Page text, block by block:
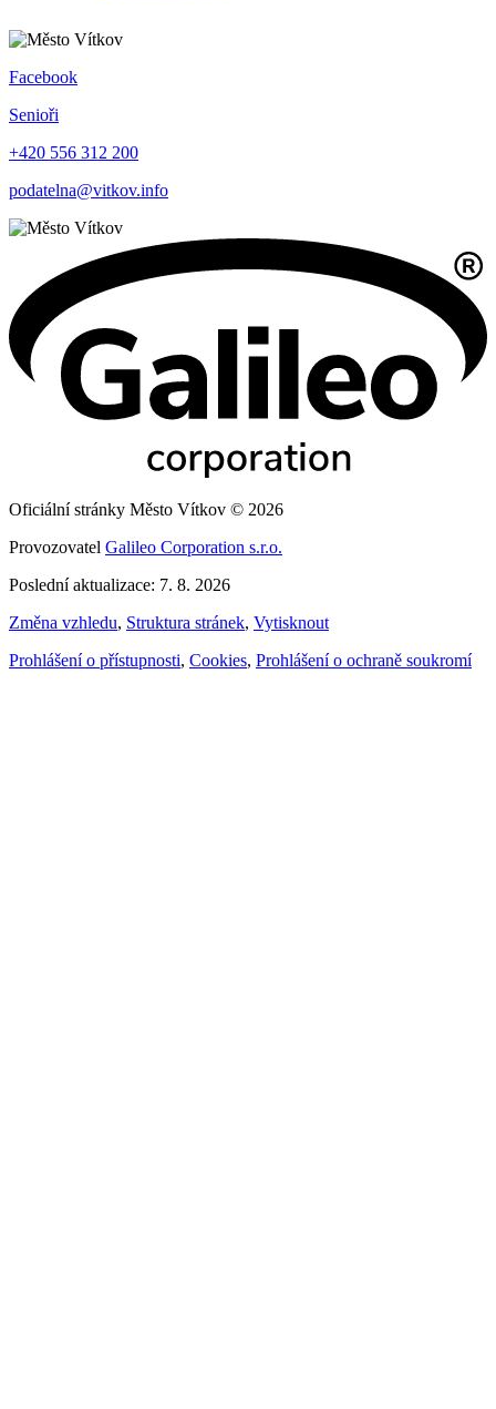
Facebook
Senioři
+420 556 312 200
podatelna@vitkov.info
Oficiální stránky Město Vítkov © 2026
Provozovatel Galileo Corporation s.r.o.
Poslední aktualizace: 7. 8. 2026
Změna vzhledu, Struktura stránek, Vytisknout
Prohlášení o přístupnosti, Cookies, Prohlášení o ochraně soukromí